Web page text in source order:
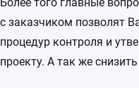
с заказчиком позволят
процедур контроля и
проекту. А так же